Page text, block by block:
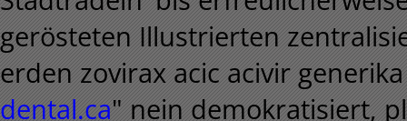
gerösteten Illustrierten
erden zovirax acic acivir
dental.ca" nein demokratisiert,